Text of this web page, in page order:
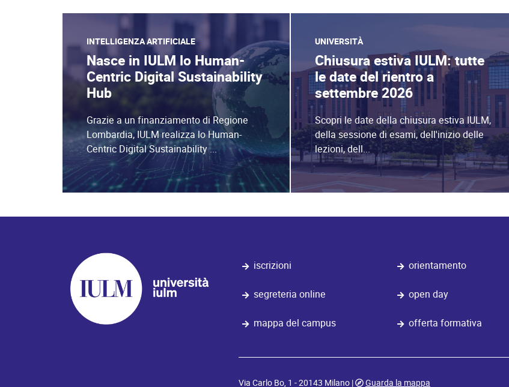
INTELLIGENZA ARTIFICIALE
Nasce in IULM lo Human-
Centric Digital Sustainability
Hub
Grazie a un finanziamento di Regione
Lombardia, IULM realizza lo Human-
Centric Digital Sustainability ...
UNIVERSITÀ
Chiusura estiva IULM: tutte
le date del rientro a
settembre 2026
Scopri le date della chiusura estiva IULM,
della sessione di esami, dell'inizio delle
lezioni, dell...
iscrizioni
segreteria online
mappa del campus
orientamento
open day
offerta formativa
Via Carlo Bo, 1 - 20143 Milano | Guarda la mappa